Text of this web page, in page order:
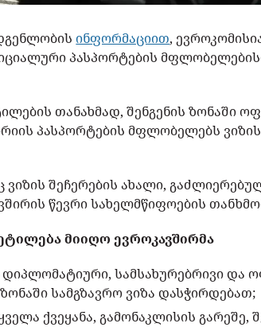
ინფორმაციით,
პასპორტების
თანახმად, შენგენის ზონაში
პასპორტების მფლობელებს
შეჩერების ახალი,
წევრი სახელმწიფოების
მიიღო ევროკავშირმა
სამსახურებრივი და
სამგზავრო ვიზა დასჭირდებათ;
ქვეყანა, გამონაკლისის გარეშე,